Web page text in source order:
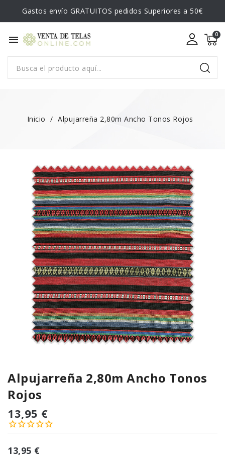
Gastos envío GRATUITOS pedidos Superiores a 50€
menu
Inicio Alpujarreña 2,80m Ancho Tonos Rojos
Alpujarreña 2,80m Ancho Tonos
Rojos
13,95 €
13,95 €